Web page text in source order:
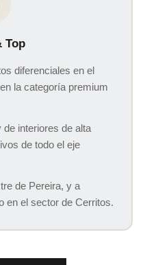
Top
diferenciales en el
la categoría premium
interiores de alta
de todo el eje
de Pereira, y a
en el sector de Cerritos.